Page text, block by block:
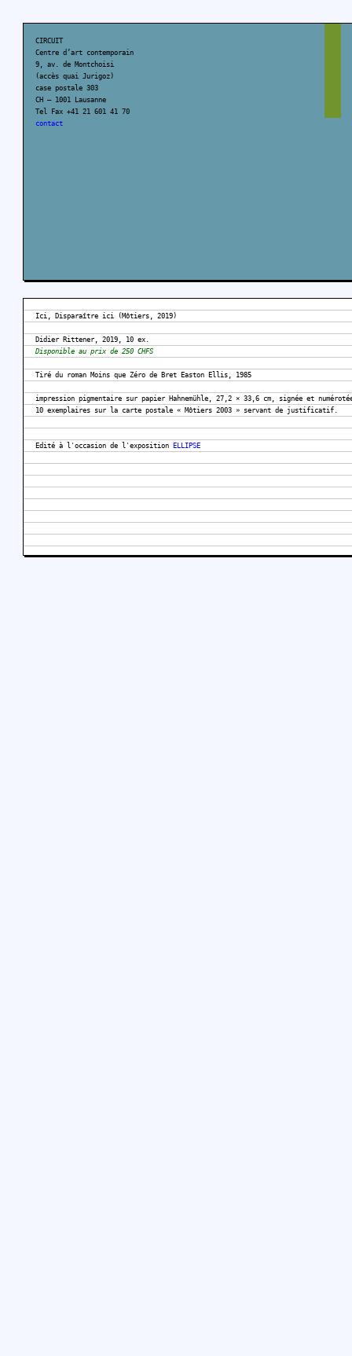
CIRCUIT
Centre d’art contemporain
9, av. de Montchoisi
(accès quai Jurigoz)
case postale 303
CH – 1001 Lausanne
Tel Fax +41 21 601 41 70
contact
Ici, Disparaître ici (Môtiers, 2019)
Didier Rittener, 2019, 10 ex.
Disponible au prix de 250 CHFS
Tiré du roman Moins que Zéro de Bret Easton Ellis, 1985
impression pigmentaire sur papier Hahnemühle, 27,2 × 33,6 cm, signée et
10 exemplaires sur la carte postale « Môtiers 2003 » servant de justificatif.
Edité à l'occasion de l'exposition ELLIPSE